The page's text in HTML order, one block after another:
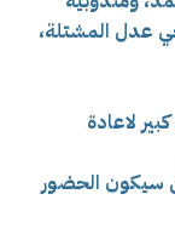
عدل المشتلة،
لاعادة
سيكون الحضور